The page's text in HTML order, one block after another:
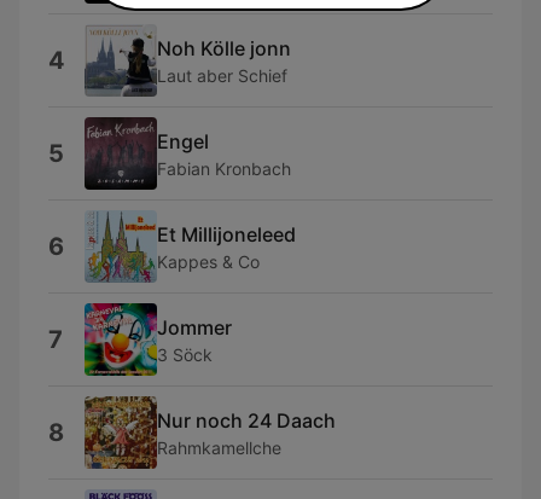
4 Noh Kölle jonn
Laut aber Schief
5 Engel
Fabian Kronbach
6 Et Millijoneleed
Kappes & Co
7 Jommer
3 Söck
8 Nur noch 24 Daach
Rahmkamellche